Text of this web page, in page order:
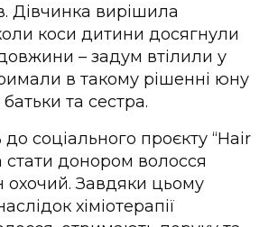
Дівчинка вирішила
коси дитини досягнули
– задум втілили у
в такому рішенні юну
та сестра.
соціального проєкту “Hair
стати донором волосся
Завдяки цьому
хіміотерапії